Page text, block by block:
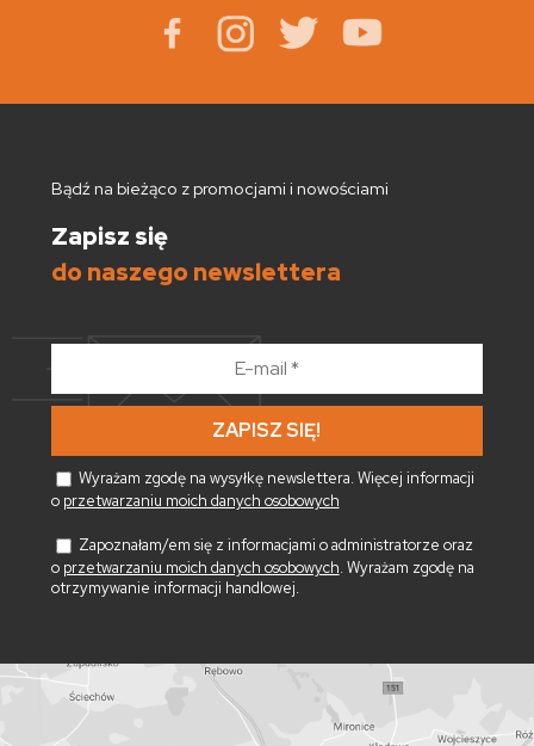
Bądź na bieżąco z promocjami i nowościami
Zapisz się
do naszego newslettera
*
Wyrażam zgodę na wysyłkę newslettera. Więcej informacji
o przetwarzaniu moich danych osobowych
Zapoznałam/em się z informacjami o administratorze oraz
o przetwarzaniu moich danych osobowych. Wyrażam zgodę na
otrzymywanie informacji handlowej.